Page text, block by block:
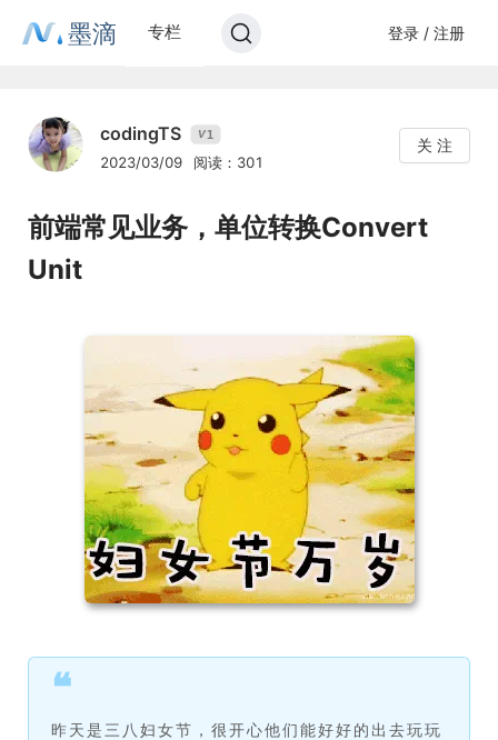
墨滴 专栏 登录 / 注册
codingTS V1
2023/03/09 阅读：301
关 注
前端常见业务，单位转换Convert
Unit
❝
昨天是三八妇女节，很开心他们能好好的出去玩玩